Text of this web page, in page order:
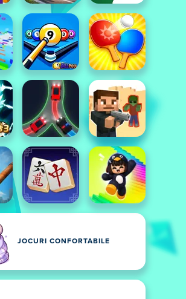
JOCURI CONFORTABILE